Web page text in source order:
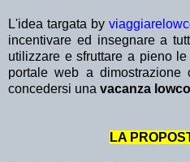
L'idea targata by
incentivare ed insegnare a
utilizzare e sfruttare a pieno
portale web a
concedersi una vacanza
LA